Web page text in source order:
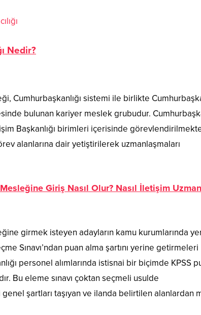
Nedir?
Cumhurbaşkanlığı sistemi ile birlikte
bulunan kariyer meslek grubudur.
Başkanlığı birimleri içerisinde
alanlarına dair yetiştirilerek uzmanlaşmaları
Giriş Nasıl Olur? Nasıl İletişim Uzman
girmek isteyen adayların kamu kurumlarında
Sınavı’ndan puan alma şartını yerine getirmeleri
personel alımlarında istisnai bir biçimde KPSS
Bu eleme sınavı çoktan seçmeli usulde
şartları taşıyan ve ilanda belirtilen alanlardan